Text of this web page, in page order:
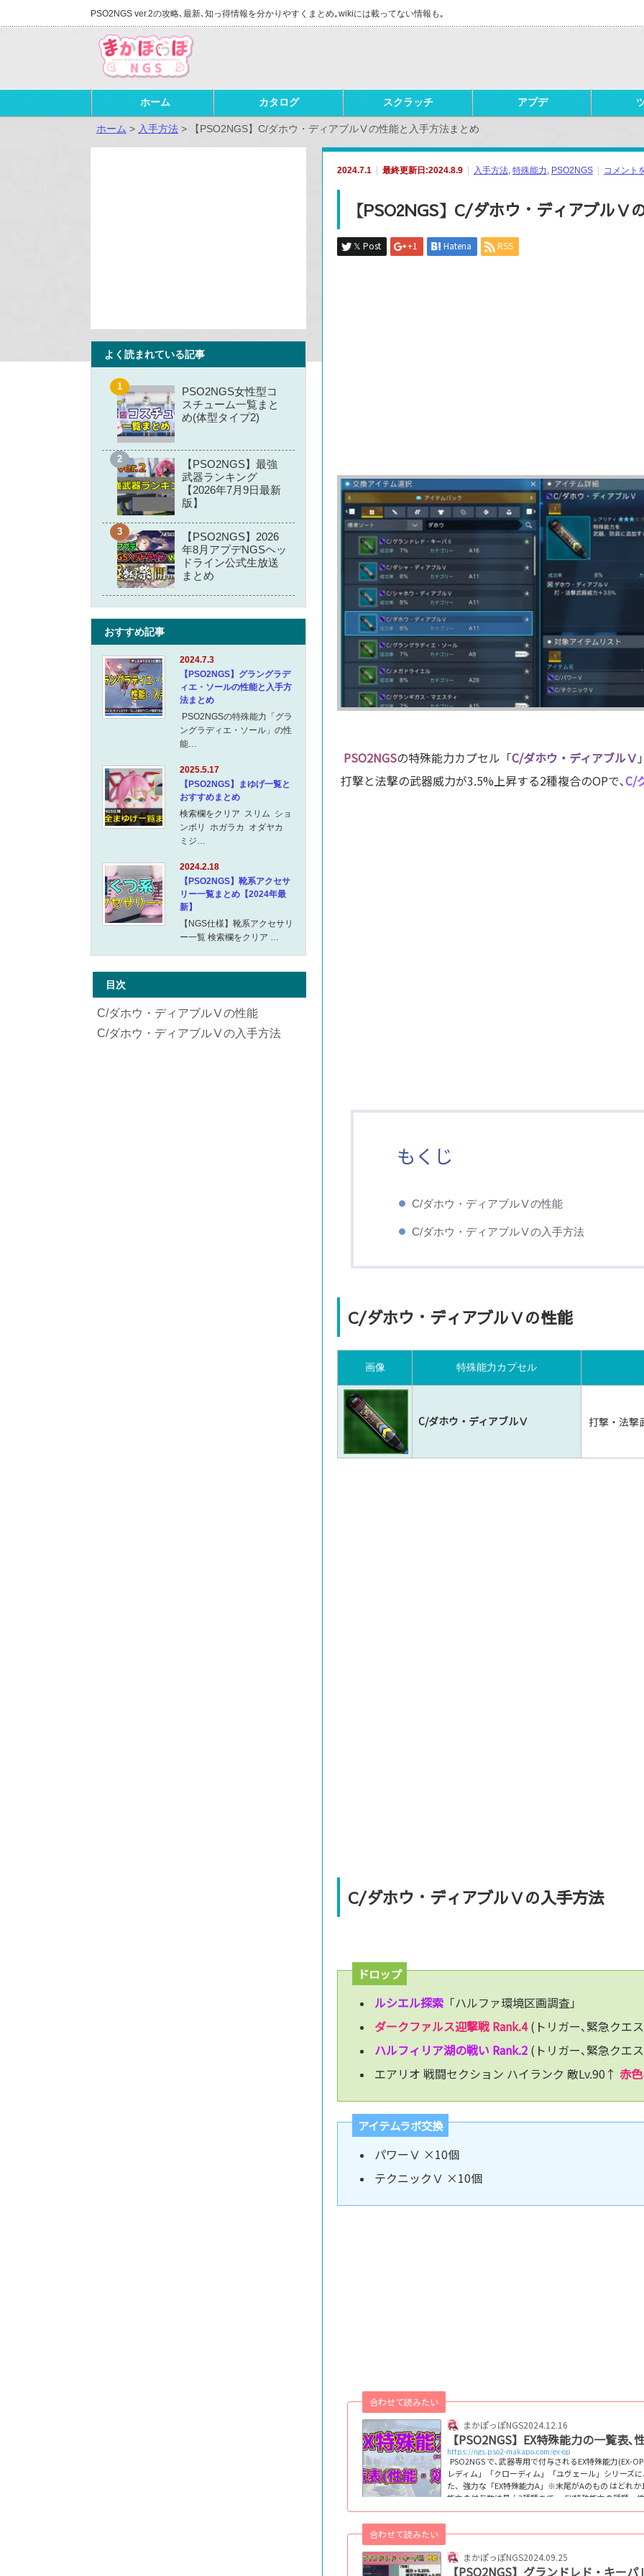
PSO2NGS ver.2の攻略､最新､知っ得情報を分かりやすくまとめ｡wikiには載ってない情報も｡
ホーム カタログ スクラッチ アプデ
ホーム > 入手方法 > 【PSO2NGS】C/ダホウ・ディアブルⅤの性能と入手方法まとめ
2024.7.1 最終更新日:2024.8.9 入手方法, 特殊能力, PSO2NGS コメント
【PSO2NGS】C/ダホウ・ディアブルⅤ
𝕏 Post +1 Hatena RSS
PSO2NGSの特殊能力カプセル「C/ダホウ・ディアブルⅤ 」
打撃と法撃の武器威力が3.5%上昇する2種複合のOPで､C/
もくじ
C/ダホウ・ディアブルⅤの性能
C/ダホウ・ディアブルⅤの入手方法
C/ダホウ・ディアブルⅤの性能
画像 特殊能力カプセル
C/ダホウ・ディアブルⅤ 打撃・法撃
C/ダホウ・ディアブルⅤの入手方法
ドロップ
ルシエル探索 「ハルファ環境区画調査」
ダークファルス迎撃戦 Rank.4(トリガー､緊急クエ
ハルフィリア湖の戦い Rank.2 (トリガー､緊急クエ
エアリオ 戦闘セクション ハイランク 敵Lv.90↑ 赤
アイテムラボ交換
パワーⅤ ×10個
テクニックⅤ ×10個
まかぽっぽNGS
合わせて読みたい
2024.12.16
【PSO2NGS】EX特殊能力の一覧表､
https://ngs.pso2-makapo.com/ex-op
PSO2NGS で､武器専用で付与されるEX特殊能力(EX-
レディム」「クローディム」「ユヴェール」シリーズ
た、強力な「EX特殊能力A」※末尾がAのもの はどれ
能力の付与数は最大3種類まで。 EX特殊能力の種類
時募集中です｡ EX特殊能力 メイン効果一覧(末尾文字以
まかぽっぽNGS
合わせて読みたい
2024.09.25
【PSO2NGS】グランドレド・キー
よく読まれている記事
PSO2NGS女性型コ
スチューム一覧まと
め(体型タイプ2)
【PSO2NGS】最強
武器ランキング
【2026年7月9日最新
版】
【PSO2NGS】2026
年8月アプデNGSヘッ
ドライン公式生放送
まとめ
おすすめ記事
2024.7.3
【PSO2NGS】グラングラデ
ィエ・ソールの性能と入手方
法まとめ
PSO2NGSの特殊能力「グラ
ングラディエ・ソール」の性
能…
2025.5.17
【PSO2NGS】まゆげ一覧と
おすすめまとめ
検索欄をクリア スリム ショ
ンボリ ホガラカ オダヤカ
ミジ…
2024.2.18
【PSO2NGS】靴系アクセサ
リー一覧まとめ【2024年最
新】
【NGS仕様】靴系アクセサリ
ー一覧 検索欄をクリア …
目次
C/ダホウ・ディアブルⅤの性能
C/ダホウ・ディアブルⅤの入手方法